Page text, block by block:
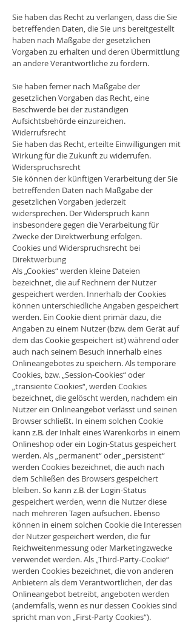
Sie haben das Recht zu verlangen, dass die Sie
betreffenden Daten, die Sie uns bereitgestellt
haben nach Maßgabe der gesetzlichen
Vorgaben zu erhalten und deren Übermittlung
an andere Verantwortliche zu fordern.
Sie haben ferner nach Maßgabe der
gesetzlichen Vorgaben das Recht, eine
Beschwerde bei der zuständigen
Aufsichtsbehörde einzureichen.
Widerrufsrecht
Sie haben das Recht, erteilte Einwilligungen mit
Wirkung für die Zukunft zu widerrufen.
Widerspruchsrecht
Sie können der künftigen Verarbeitung der Sie
betreffenden Daten nach Maßgabe der
gesetzlichen Vorgaben jederzeit
widersprechen. Der Widerspruch kann
insbesondere gegen die Verarbeitung für
Zwecke der Direktwerbung erfolgen.
Cookies und Widerspruchsrecht bei
Direktwerbung
Als „Cookies“ werden kleine Dateien
bezeichnet, die auf Rechnern der Nutzer
gespeichert werden. Innerhalb der Cookies
können unterschiedliche Angaben gespeichert
werden. Ein Cookie dient primär dazu, die
Angaben zu einem Nutzer (bzw. dem Gerät auf
dem das Cookie gespeichert ist) während oder
auch nach seinem Besuch innerhalb eines
Onlineangebotes zu speichern. Als temporäre
Cookies, bzw. „Session-Cookies“ oder
„transiente Cookies“, werden Cookies
bezeichnet, die gelöscht werden, nachdem ein
Nutzer ein Onlineangebot verlässt und seinen
Browser schließt. In einem solchen Cookie
kann z.B. der Inhalt eines Warenkorbs in einem
Onlineshop oder ein Login-Status gespeichert
werden. Als „permanent“ oder „persistent“
werden Cookies bezeichnet, die auch nach
dem Schließen des Browsers gespeichert
bleiben. So kann z.B. der Login-Status
gespeichert werden, wenn die Nutzer diese
nach mehreren Tagen aufsuchen. Ebenso
können in einem solchen Cookie die Interessen
der Nutzer gespeichert werden, die für
Reichweitenmessung oder Marketingzwecke
verwendet werden. Als „Third-Party-Cookie“
werden Cookies bezeichnet, die von anderen
Anbietern als dem Verantwortlichen, der das
Onlineangebot betreibt, angeboten werden
(andernfalls, wenn es nur dessen Cookies sind
spricht man von „First-Party Cookies“).